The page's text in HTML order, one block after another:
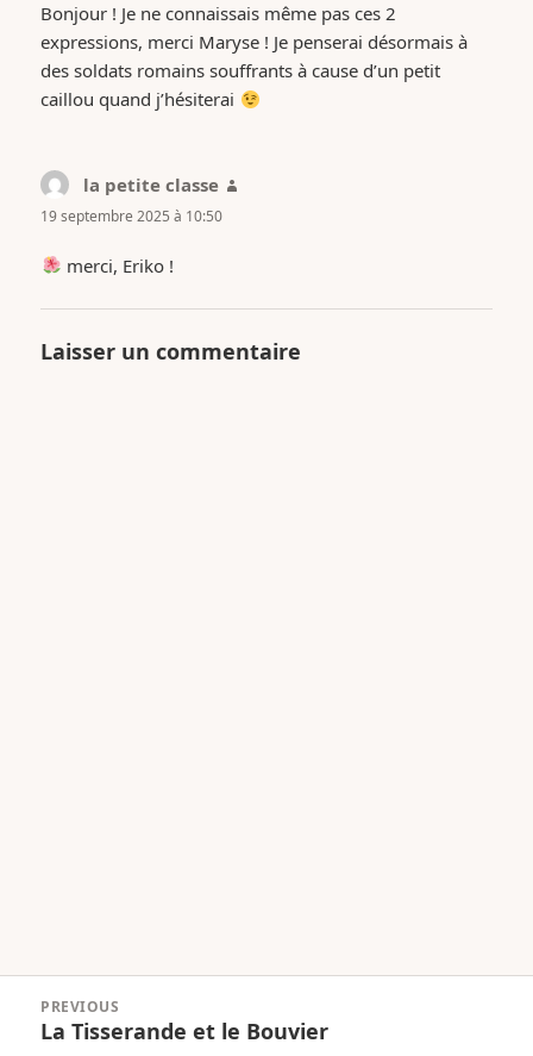
Bonjour ! Je ne connaissais même pas ces 2
expressions, merci Maryse ! Je penserai désormais à
des soldats romains souffrants à cause d’un petit
caillou quand j’hésiterai
la petite classe
19 septembre 2025 à 10:50
merci, Eriko !
Laisser un commentaire
l’article
PREVIOUS
Previous
La Tisserande et le Bouvier